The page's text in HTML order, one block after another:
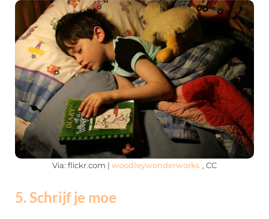
Via: flickr.com | woodleywonderworks , CC
5. Schrijf je moe